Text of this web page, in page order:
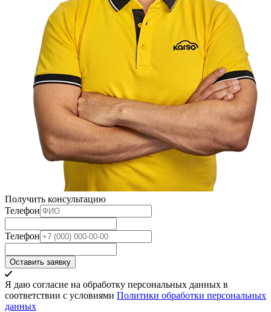
Получить консультацию
Телефон
Телефон
Оставить заявку
Я даю согласие на обработку персональных данных в
соответствии с условиями Политики обработки персональных
данных